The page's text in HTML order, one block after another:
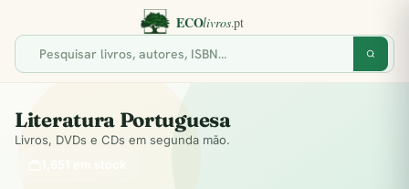
Literatura Portuguesa
Livros, DVDs e CDs em segunda mão.